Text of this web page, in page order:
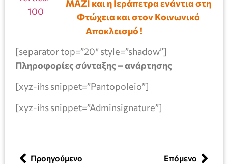
ΜΑΖΙ και η Ιεράπετρα ενάντια στη
Φτώχεια και στον Κοινωνικό
Αποκλεισμό !
[separator top=”20″ style=”shadow”]
Πληροφορίες σύνταξης – ανάρτησης
[xyz-ihs snippet=”Pantopoleio”]
[xyz-ihs snippet=”Adminsignature”]
Προηγούμενο Επόμενο